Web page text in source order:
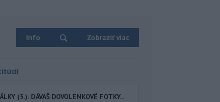
Info Zobraziť viac
(5.): DÁVAŠ DOVOLENKOVÉ FOTKY...